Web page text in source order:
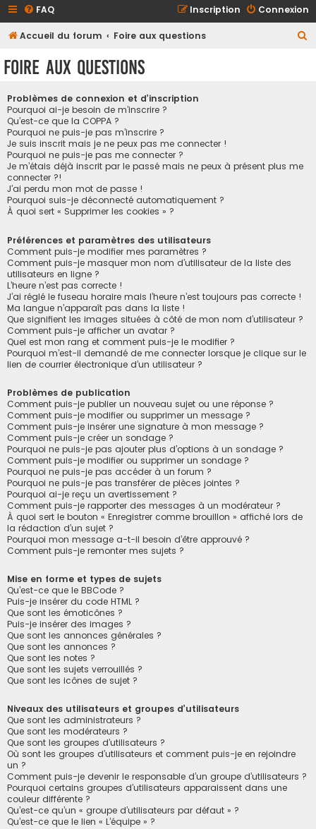
FAQ Connexion
Inscription
Accueil du forum Foire aux questions
Foire aux questions
Problèmes de connexion et d’inscription
Pourquoi ai-je besoin de m’inscrire ?
Qu’est-ce que la COPPA ?
Pourquoi ne puis-je pas m’inscrire ?
Je suis inscrit mais je ne peux pas me connecter !
Pourquoi ne puis-je pas me connecter ?
Je m’étais déjà inscrit par le passé mais ne peux à présent plus me
connecter ?!
J’ai perdu mon mot de passe !
Pourquoi suis-je déconnecté automatiquement ?
À quoi sert « Supprimer les cookies » ?
Préférences et paramètres des utilisateurs
Comment puis-je modifier mes paramètres ?
Comment puis-je masquer mon nom d’utilisateur de la liste des
utilisateurs en ligne ?
L’heure n’est pas correcte !
J’ai réglé le fuseau horaire mais l’heure n’est toujours pas correcte !
Ma langue n’apparaît pas dans la liste !
Que signifient les images situées à côté de mon nom d’utilisateur ?
Comment puis-je afficher un avatar ?
Quel est mon rang et comment puis-je le modifier ?
Pourquoi m’est-il demandé de me connecter lorsque je clique sur le
lien de courrier électronique d’un utilisateur ?
Problèmes de publication
Comment puis-je publier un nouveau sujet ou une réponse ?
Comment puis-je modifier ou supprimer un message ?
Comment puis-je insérer une signature à mon message ?
Comment puis-je créer un sondage ?
Pourquoi ne puis-je pas ajouter plus d’options à un sondage ?
Comment puis-je modifier ou supprimer un sondage ?
Pourquoi ne puis-je pas accéder à un forum ?
Pourquoi ne puis-je pas transférer de pièces jointes ?
Pourquoi ai-je reçu un avertissement ?
Comment puis-je rapporter des messages à un modérateur ?
À quoi sert le bouton « Enregistrer comme brouillon » affiché lors de
la rédaction d’un sujet ?
Pourquoi mon message a-t-il besoin d’être approuvé ?
Comment puis-je remonter mes sujets ?
Mise en forme et types de sujets
Qu’est-ce que le BBCode ?
Puis-je insérer du code HTML ?
Que sont les émoticônes ?
Puis-je insérer des images ?
Que sont les annonces générales ?
Que sont les annonces ?
Que sont les notes ?
Que sont les sujets verrouillés ?
Que sont les icônes de sujet ?
Niveaux des utilisateurs et groupes d’utilisateurs
Que sont les administrateurs ?
Que sont les modérateurs ?
Que sont les groupes d’utilisateurs ?
Où sont les groupes d’utilisateurs et comment puis-je en rejoindre
un ?
Comment puis-je devenir le responsable d’un groupe d’utilisateurs ?
Pourquoi certains groupes d’utilisateurs apparaissent dans une
couleur différente ?
Qu’est-ce qu’un « groupe d’utilisateurs par défaut » ?
Qu’est-ce que le lien « L’équipe » ?